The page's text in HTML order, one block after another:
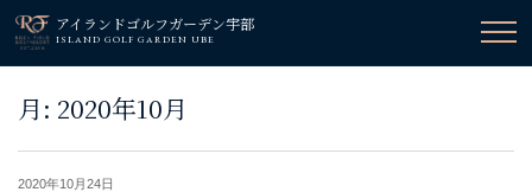
アイランドゴルフガーデン宇部
ISLAND GOLF GARDEN UBE
月: 2020年10月
2020年10月24日